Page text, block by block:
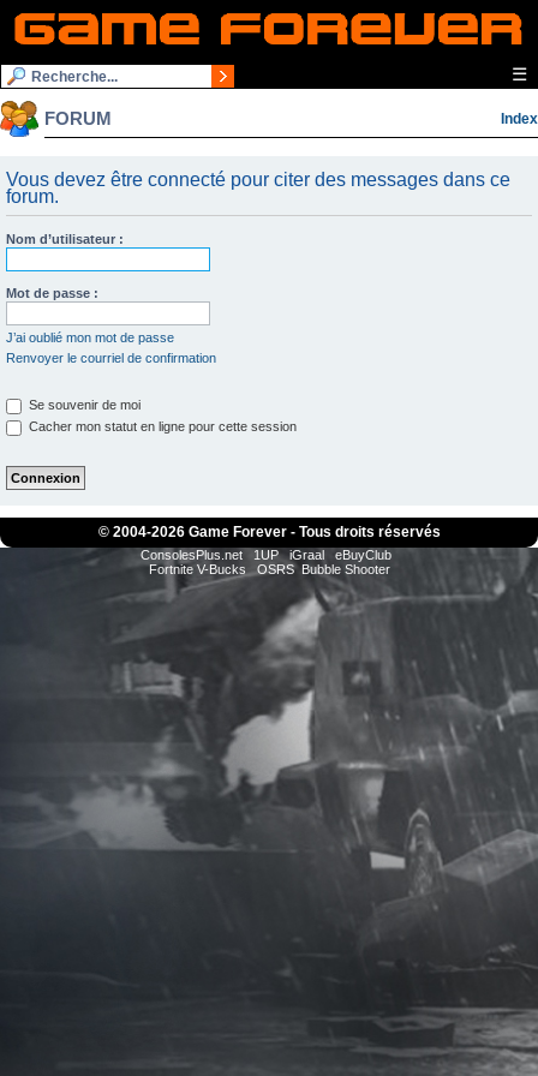
☰
FORUM Index
Vous devez être connecté pour citer des messages dans ce
forum.
Nom d’utilisateur :
Mot de passe :
J’ai oublié mon mot de passe
Renvoyer le courriel de confirmation
Se souvenir de moi
Cacher mon statut en ligne pour cette session
© 2004-2026 Game Forever - Tous droits réservés
ConsolesPlus.net 1UP iGraal
eBuyClub
Fortnite V-Bucks
OSRS Bubble Shooter